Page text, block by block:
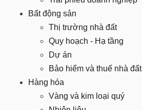
Bất động sản
Thị trường nhà đất
Quy hoạch - Hạ tầng
Dự án
Bảo hiểm và thuế nhà đất
Hàng hóa
Vàng và kim loại quý
HÓA